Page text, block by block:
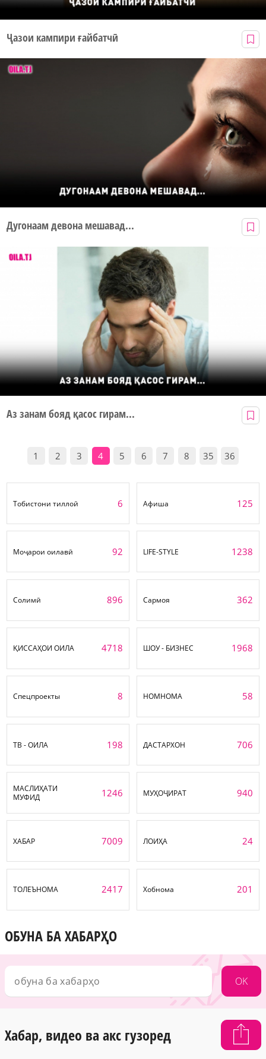
Ҷазои кампири ғайбатчӣ
Дугонаам девона мешавад...
Аз занам бояд қасос гирам...
1 2 3 4 5 6 7 8 35 36
Тобистони тиллоӣ 6 Афиша 125
Моҷарои оилавӣ 92 LIFE-STYLE 1238
Солимӣ 896 Сармоя 362
ҚИССАҲОИ ОИЛА 4718 ШОУ - БИЗНЕС 1968
Спецпроекты 8 НОМНОМА 58
ТВ - ОИЛА 198 ДАСТАРХОН 706
МАСЛИҲАТИ
МУФИД
1246 МУҲОҶИРАТ 940
ХАБАР 7009 ЛОИҲА 24
ТОЛЕЪНОМА 2417 Хобнома 201
ОБУНА БА ХАБАРҲО
OK
Хабар, видео ва акс гузоред